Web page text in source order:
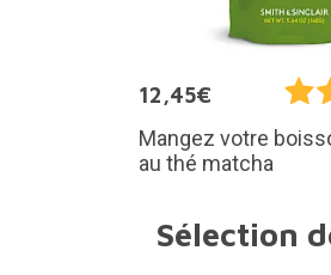
12,45€
Mangez votre
au thé matcha
Sélection